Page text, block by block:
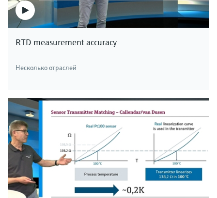
RTD measurement accuracy
Несколько отраслей